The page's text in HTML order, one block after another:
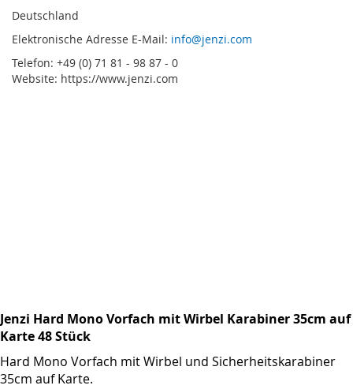
Deutschland
Elektronische Adresse E-Mail: info@jenzi.com
Telefon: +49 (0) 71 81 - 98 87 - 0
Website: https://www.jenzi.com
Jenzi Hard Mono Vorfach mit Wirbel Karabiner 35cm auf
Karte 48 Stück
Hard Mono Vorfach mit Wirbel und Sicherheitskarabiner
35cm auf Karte.